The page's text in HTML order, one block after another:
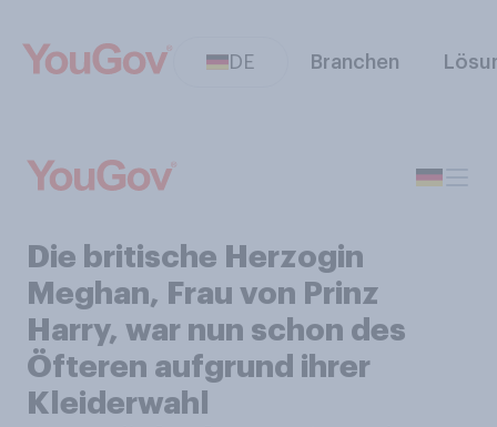
DE Branchen
Die britische Herzogin
Meghan, Frau von Prinz
Harry, war nun schon des
Öfteren aufgrund ihrer
Kleiderwahl